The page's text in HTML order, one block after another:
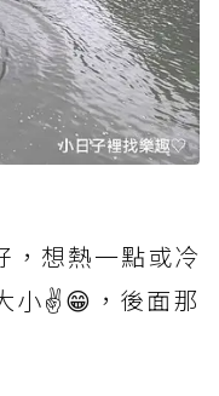
，想熱一點或冷
小✌️😁，後面那